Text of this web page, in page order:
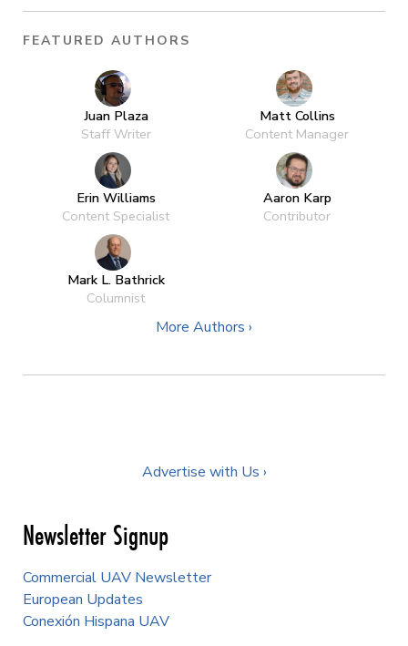
FEATURED AUTHORS
Juan Plaza
Staff Writer
Matt Collins
Content Manager
Erin Williams
Content Specialist
Aaron Karp
Contributor
Mark L. Bathrick
Columnist
More Authors ›
Advertise with Us ›
Newsletter Signup
Commercial UAV Newsletter
European Updates
Conexión Hispana UAV